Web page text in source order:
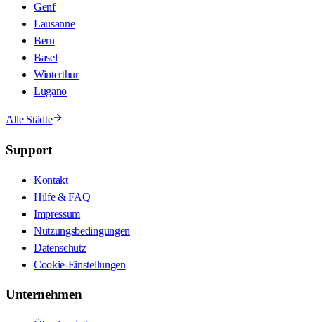
Genf
Lausanne
Bern
Basel
Winterthur
Lugano
Alle Städte
Support
Kontakt
Hilfe & FAQ
Impressum
Nutzungsbedingungen
Datenschutz
Cookie-Einstellungen
Unternehmen